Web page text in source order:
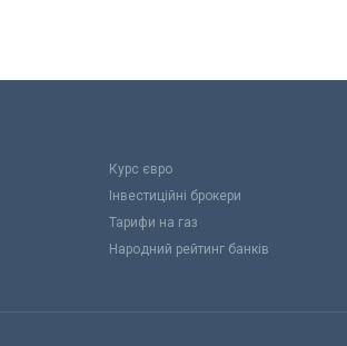
Курс євро
Інвестиційні брокери
Тарифи на газ
Народний рейтинг банків